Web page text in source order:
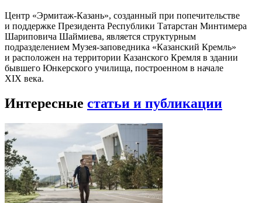
Центр «Эрмитаж-Казань», созданный при попечительстве
и поддержке Президента Республики Татарстан Минтимера
Шариповича Шаймиева, является структурным
подразделением Музея-заповедника «Казанский Кремль»
и расположен на территории Казанского Кремля в здании
бывшего Юнкерского училища, построенном в начале
XIX века.
Интересные статьи и публикации